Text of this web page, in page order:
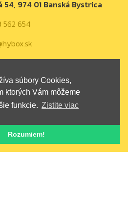
súbory Cookies,
ktorých Vám môžeme
funkcie. Zistite viac
Rozumiem!
54, 974 01 Banská Bystrica
562 654